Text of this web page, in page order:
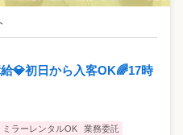
💎初日から入客OK🌈17時
ミラーレンタルOK
業務委託